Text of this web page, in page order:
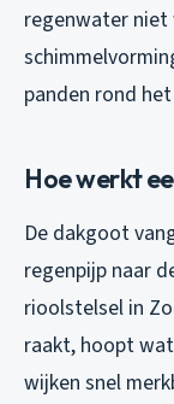
regenwater
panden rond
Hoe werkt
De dakgoot
regenpijp naar
rioolstelsel in
raakt, hoopt
wijken snel